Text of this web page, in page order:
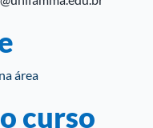
área
curso